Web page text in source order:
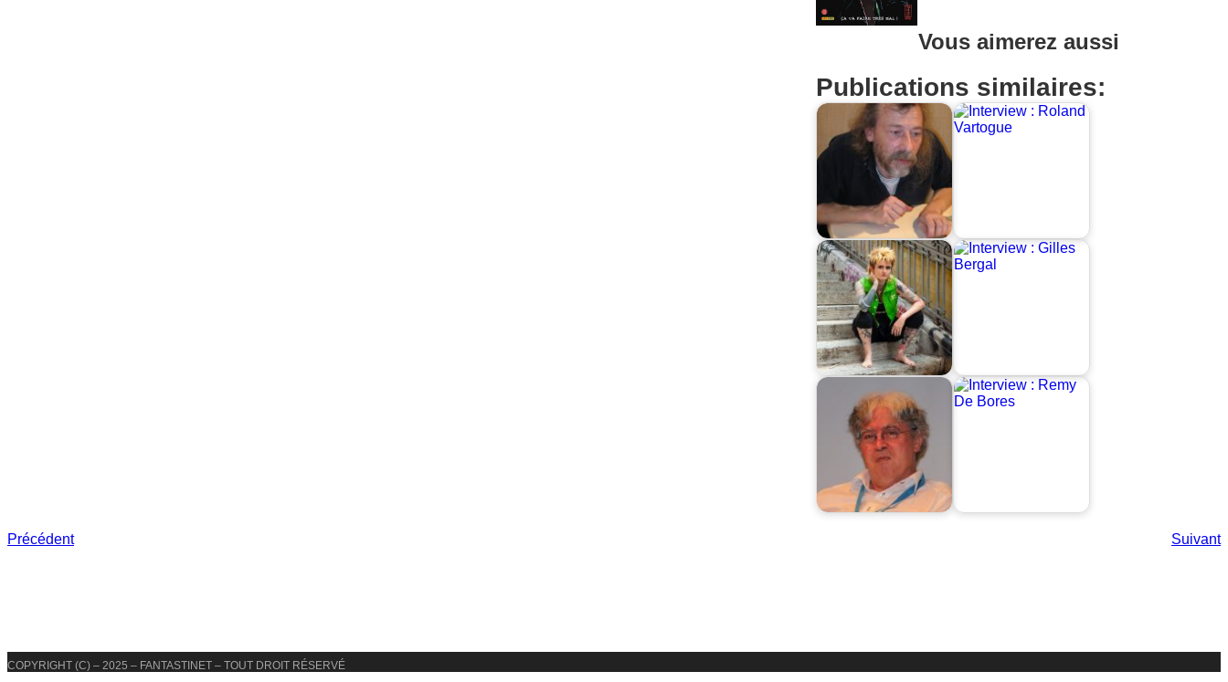
Vous aimerez aussi
Publications similaires:
Précédent Suivant
COPYRIGHT (C) – 2025 – FANTASTINET – TOUT DROIT RÉSERVÉ